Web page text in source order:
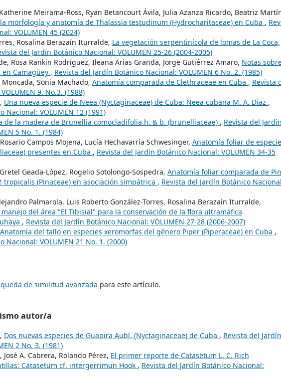
Meirama-Ross, Ryan Betancourt Ávila, Julia Azanza Ricardo, Beatriz
morfología y anatomía de Thalassia testudinum (Hydrocharitaceae) en Cuba ,
VOLUMEN 45 (2024)
Rosalina Berazaín Iturralde, La vegetación serpentinícola de lomas de La Coca,
del Jardín Botánico Nacional: VOLUMEN 25-26 (2004-2005)
Rosa Rankin Rodríguez, Ileana Arias Granda, Jorge Gutiérrez Amaro, Notas
Camagüey , Revista del Jardín Botánico Nacional: VOLUMEN 6 No. 2. (1985)
Sonia Machado, Anatomía comparada de Clethraceae en Cuba , Revista
9. No.3. (1988)
Una nueva especie de Neea (Nyctaginaceae) de Cuba: Neea cubana M. A. Díaz ,
Nacional: VOLUMEN 12 (1991)
de la madera de Brunellia comocladifolia h. & b. (brunelliaceae) , Revista del Jardín
5 No. 1. (1984)
Campos Mojena, Lucía Hechavarría Schwesinger, Anatomía foliar de
presentes en Cuba , Revista del Jardín Botánico Nacional: VOLUMEN 34-35
Geada-López, Rogelio Sotolongo-Sospedra, Anatomía foliar comparada de
tropicalis (Pinaceae) en asociación simpátrica , Revista del Jardín Botánico
Palmarola, Luis Roberto González-Torres, Rosalina Berazaín Iturralde,
del área "El Tibisial" para la conservación de la flora ultramáfica
, Revista del Jardín Botánico Nacional: VOLUMEN 27-28 (2006-2007)
Anatomía del tallo en especies xeromorfas del género Piper (Piperaceae) en Cuba ,
Nacional: VOLUMEN 21 No. 1. (2000)
de similitud avanzada para este artículo.
autor/a
Dos nuevas especies de Guapira Aubl. (Nyctaginaceae) de Cuba , Revista del Jardín
2 No. 3. (1981)
A. Cabrera, Rolando Pérez, El primer reporte de Catasetum L. C. Rich
Catasetum cf. intergerrimun Hook , Revista del Jardín Botánico Nacional: